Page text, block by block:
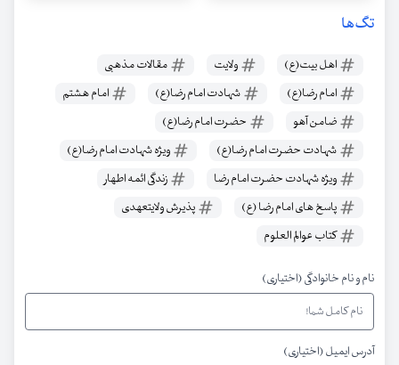
تگ‌ها
اهل بیت(ع) ولایت
مقالات مذهبی
امام رضا(ع)
شهادت امام رضا(ع)
امام هشتم
ضامن آهو
حضرت امام رضا(ع)
شهادت حضرت امام رضا(ع)
ویژه شهادت امام رضا(ع)
ویژه شهادت حضرت امام رضا
زندگی ائمه اطهار
پاسخ های امام رضا (ع)
پذیرش ولایتعهدی
کتاب عوالم العلوم
نام و نام خانوادگی (اختیاری)
آدرس ایمیل (اختیاری)